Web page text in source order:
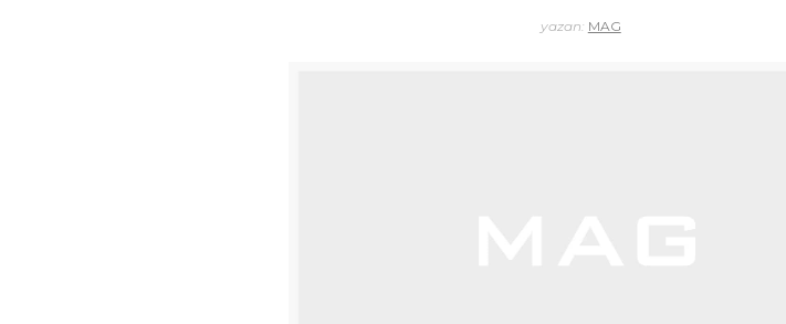
yazan: MAG